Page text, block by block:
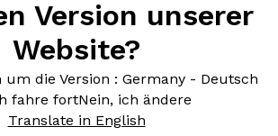
Version unserer
Website?
um die Version : Germany - Deutsch
fahre fortNein, ich ändere
Translate in English
M2
| Ursprung MTB Cross-Country
nach Wunsch